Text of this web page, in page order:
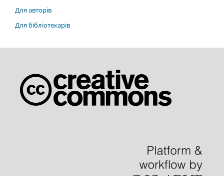
Для авторів
Для бібліотекарів